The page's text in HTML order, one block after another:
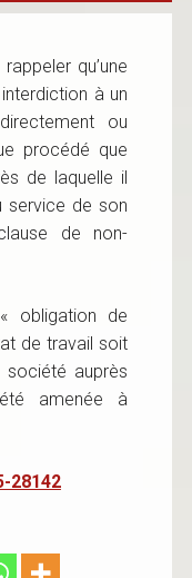
qu’une
à un
ou
procédé que
de laquelle il
service de son
de non-
obligation de
de travail soit
auprès
amenée à
28142